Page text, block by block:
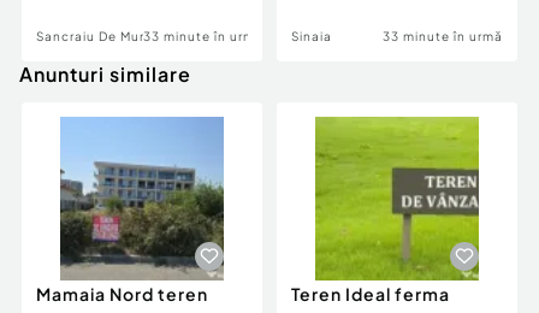
Sancraiu De Mures33 minute în urmă Sinaia 33 minute în urmă
Anunturi similare
Mamaia Nord teren
Teren Ideal ferma